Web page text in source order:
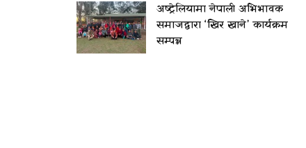
अष्ट्रेलियामा नेपाली अभिभावक
समाजद्वारा ‘खिर खाने’ कार्यक्रम
सम्पन्न